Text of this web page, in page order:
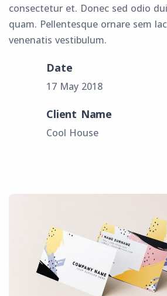
consectetur et. Donec sed odio
quam. Pellentesque ornare sem
venenatis vestibulum.
Date
17 May 2018
Client Name
Cool House